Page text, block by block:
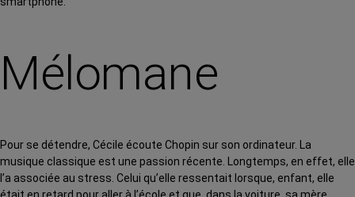
Mélomane
Pour se détendre, Cécile écoute Chopin sur son ordinateur. La
musique classique est une passion récente. Longtemps, en effet, elle
l’a associée au stress. Celui qu’elle ressentait lorsque, enfant, elle
était en retard pour aller à l’école et que, dans la voiture, sa mère